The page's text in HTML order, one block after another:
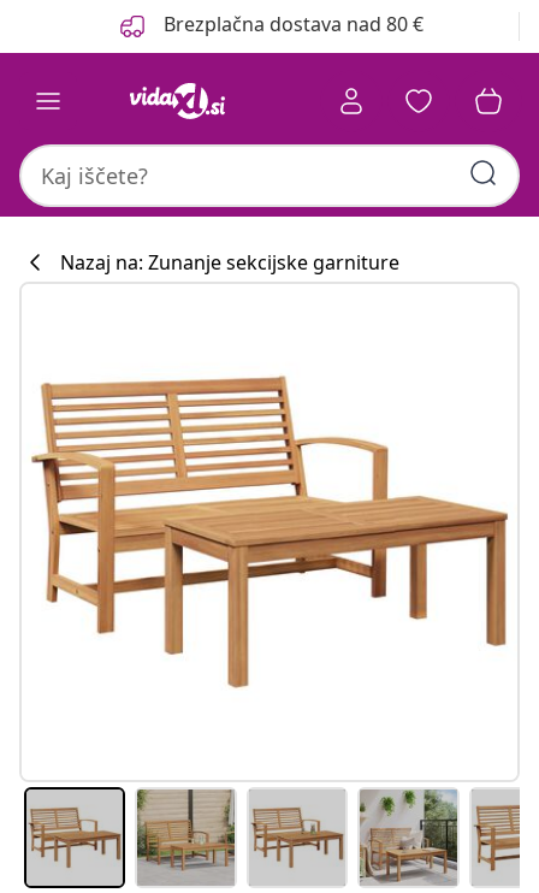
Brezplačna dostava nad 80 €
Nazaj na: Zunanje sekcijske garniture